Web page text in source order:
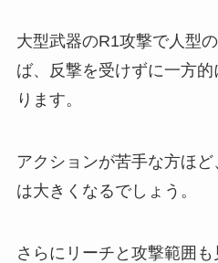
大型武器のR1攻撃で人型
ば、反撃を受けずに一方
ります。
アクションが苦手な方ほ
は大きくなるでしょう。
さらにリーチと攻撃範囲